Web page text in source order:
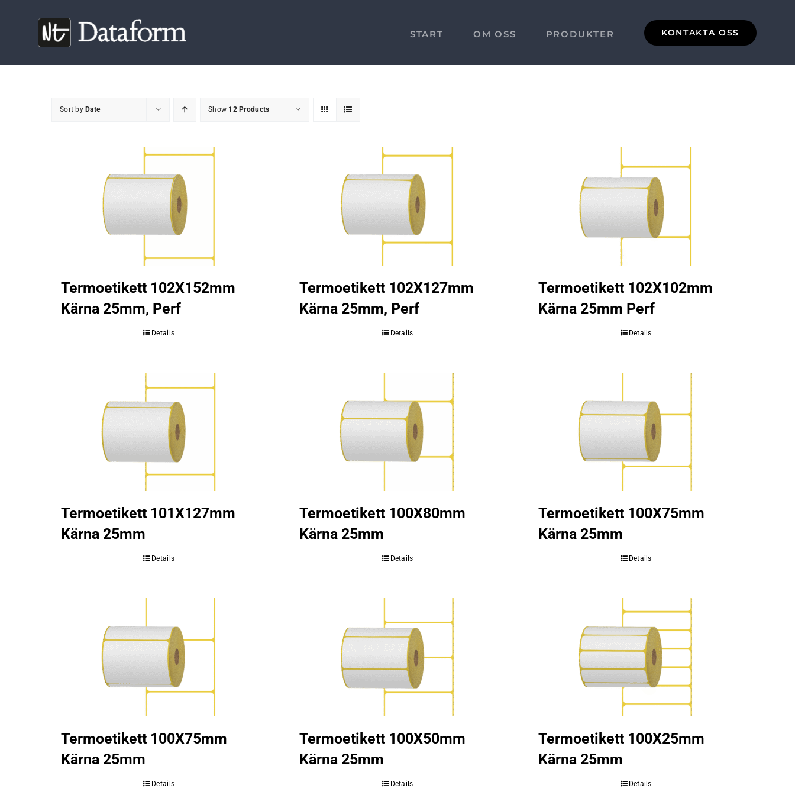
START OM OSS PRODUKTER KONTAKTA OSS
Sort by Date Show 12 Products
Termoetikett 102X152mm
Kärna 25mm, Perf
Details
Termoetikett 102X127mm
Kärna 25mm, Perf
Details
Termoetikett 102X102mm
Kärna 25mm Perf
Details
Termoetikett 101X127mm
Kärna 25mm
Details
Termoetikett 100X80mm
Kärna 25mm
Details
Termoetikett 100X75mm
Kärna 25mm
Details
Termoetikett 100X75mm
Kärna 25mm
Details
Termoetikett 100X50mm
Kärna 25mm
Details
Termoetikett 100X25mm
Kärna 25mm
Details